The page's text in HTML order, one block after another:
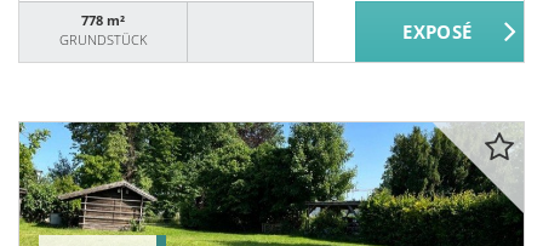
778 m²
GRUNDSTÜCK